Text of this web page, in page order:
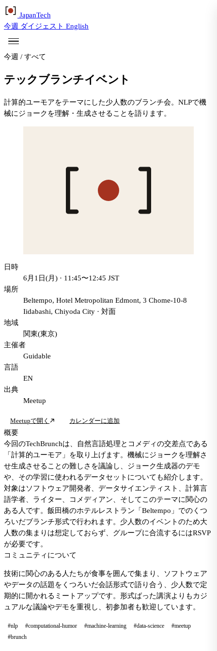
JapanTech
今週 ダイジェスト English
今週 / すべて
テックブランチイベント
計算的ユーモアをテーマにした少人数のブランチ会。NLPで機
械にジョークを理解・生成させることを語ります。
日時
6月1日(月) · 11:45〜12:45 JST
場所
Beltempo, Hotel Metropolitan Edmont, 3 Chome-10-8
Iidabashi, Chiyoda City · 対面
地域
関東(東京)
主催者
Guidable
言語
EN
出典
Meetup
Meetupで開く カレンダーに追加
概要
今回のTechBrunchは、自然言語処理とコメディの交差点である
「計算的ユーモア」を取り上げます。機械にジョークを理解さ
せ生成させることの難しさを議論し、ジョーク生成器のデモ
や、その学習に使われるデータセットについても紹介します。
対象はソフトウェア開発者、データサイエンティスト、計算言
語学者、ライター、コメディアン、そしてこのテーマに関心の
ある人です。飯田橋のホテルレストラン「Beltempo」でのくつ
ろいだブランチ形式で行われます。少人数のイベントのため大
人数の集まりは想定しておらず、グループに合流するにはRSVP
が必要です。
コミュニティについて
技術に関心のある人たちが食事を囲んで集まり、ソフトウェア
やデータの話題をくつろいだ会話形式で語り合う、少人数で定
期的に開かれるミートアップです。形式ばった講演よりもカジ
ュアルな議論やデモを重視し、初参加者も歓迎しています。
#nlp #computational-humor #machine-learning #data-science
#meetup
#brunch